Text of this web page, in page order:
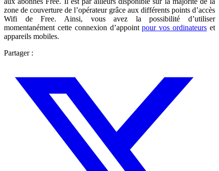
zone de couverture de l’opérateur grâce aux différents points d’accès
Wifi de Free. Ainsi, vous avez la possibilité d’utiliser
momentanément cette connexion d’appointpour vos ordinateurs et
appareils mobiles.
Partager :